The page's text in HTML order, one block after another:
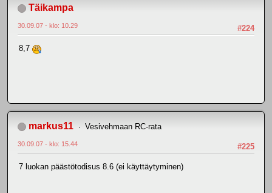
Täikampa
#224
30.09.07 - klo: 10.29
8,7
markus11 Vesivehmaan RC-rata
#225
30.09.07 - klo: 15.44
7 luokan päästötodisus 8.6 (ei käyttäytyminen)